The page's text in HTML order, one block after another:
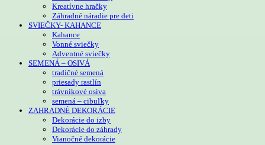
Kreatívne hračky
Záhradné náradie pre deti
SVIEČKY- KAHANCE
Kahance
Vonné sviečky
Adventné sviečky
SEMENÁ – OSIVÁ
tradičné semená
priesady rastlín
trávnikové osiva
semená – cibuľky
ZAHRADNÉ DEKORÁCIE
Dekorácie do izby
Dekorácie do záhrady
Vianočné dekorácie